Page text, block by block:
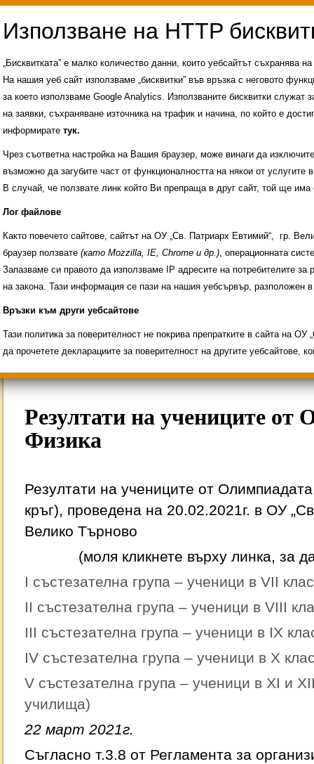
Свободни места за ученици
ИНОВАЦИЯ 2026
Олимпиади 2025/2026
Резултати на учениците от
Физика
Резултати на учениците от
кръг), проведена на 20.02.2021г. в ОУ
Велико Търново
(моля кликнете върху линка, за
I състезателна група – ученици в VII клас
II състезателна група – ученици в VIII
III състезателна група – ученици в IX
IV състезателна група – ученици в X
V състезателна група – ученици в XI и
училища)
22 март 2021г.
Съгласно т.3.8 от Регламента за
„Бисквитката” е малко количество данни, които уебсайтът съхранява
На нашия уеб сайт използваме „бисквитки” във връзка с неговото
за което използваме Google Analytics. Използваните бисквитки служат
на заявки, съхраняване източника на трафик и начина, по който е
информирате тук.
Чрез съответна настройка на Вашия браузер, може винаги да
възможно да загубите част от функционалността на някои от услугите
В случай, че ползвате линк който Ви препраща в друг сайт, той ще има
Лог файлове
Както повечето сайтове, сайтът на ОУ „Св. Патриарх Евтимий“, гр.
браузер ползвате (като Mozzilla, IE, Chrome и др.), операционната
Запазваме си правото да използваме IP адресите на потребителите
на закона. Тази информация се пази на нашия уебсървър,
Връзки към други уебсайтове
Тази политика за поверителност не покрива препратките в сайта на
да прочетете декларациите за поверителност на другите уебсайтове,